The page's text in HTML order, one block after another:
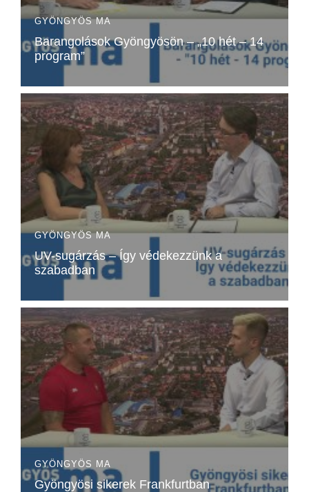
GYÖNGYÖS MA
Barangolások Gyöngyösön – „10 hét – 14
program”
GYÖNGYÖS MA
UV-sugárzás – Így védekezzünk a
szabadban
GYÖNGYÖS MA
Gyöngyösi sikerek Frankfurtban